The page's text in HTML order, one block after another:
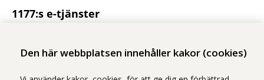
Den här webbplatsen innehåller kakor (cookies)
1177:s e-tjänster
Logga in på 1177